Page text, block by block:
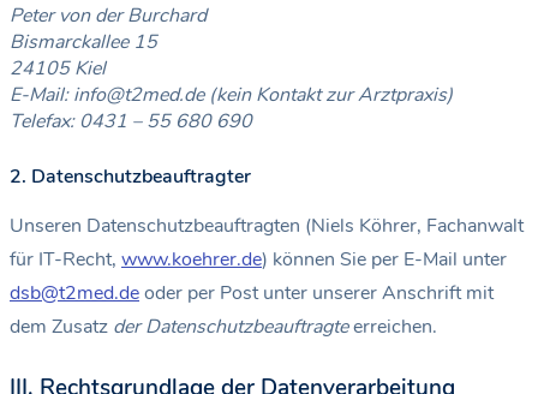
Peter von der Burchard
Bismarckallee 15
24105 Kiel
E-Mail: info@t2med.de (kein Kontakt zur Arztpraxis)
Telefax: 0431 – 55 680 690
2. Datenschutzbeauftragter
Unseren Datenschutzbeauftragten (Niels Köhrer, Fachanwalt
für IT-Recht, www.koehrer.de) können Sie per E-Mail unter
dsb@t2med.deoder per Post unter unserer Anschrift mit
dem Zusatz der Datenschutzbeauftragteerreichen.
III. Rechtsgrundlage der Datenverarbeitung